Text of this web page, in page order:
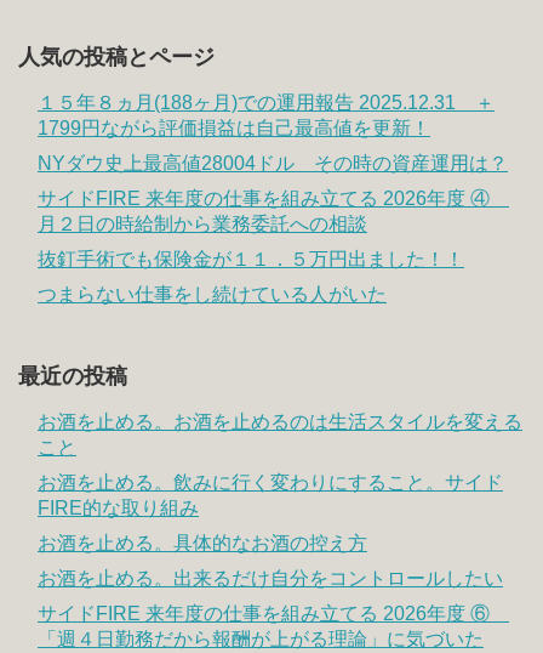
人気の投稿とページ
１５年８ヵ月(188ヶ月)での運用報告 2025.12.31 ＋
1799円ながら評価損益は自己最高値を更新！
NYダウ史上最高値28004ドル その時の資産運用は？
サイドFIRE 来年度の仕事を組み立てる 2026年度 ④
月２日の時給制から業務委託への相談
抜釘手術でも保険金が１１．５万円出ました！！
つまらない仕事をし続けている人がいた
最近の投稿
お酒を止める。お酒を止めるのは生活スタイルを変える
こと
お酒を止める。飲みに行く変わりにすること。サイド
FIRE的な取り組み
お酒を止める。具体的なお酒の控え方
お酒を止める。出来るだけ自分をコントロールしたい
サイドFIRE 来年度の仕事を組み立てる 2026年度 ⑥
「週４日勤務だから報酬が上がる理論」に気づいた